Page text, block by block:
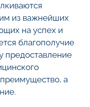
из важнейших
на успех и
благополучие
предоставление
а